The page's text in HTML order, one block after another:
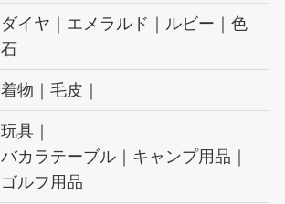
ダイヤ｜エメラルド｜ルビー｜色
石
着物｜毛皮｜
玩具｜
バカラテーブル｜キャンプ用品｜
ゴルフ用品